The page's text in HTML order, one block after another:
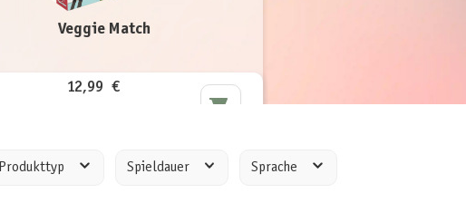
Veggie Match
12,99 €
Produkttyp Spieldauer Sprache